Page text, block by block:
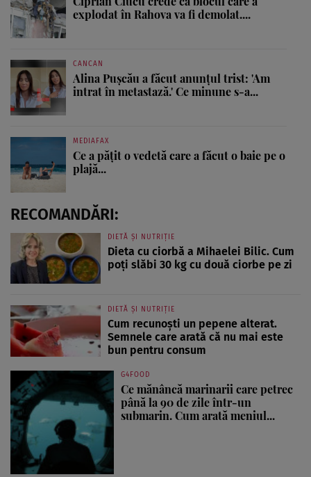
explodat în Rahova va fi demolat....
CANCAN
Alina Pușcău a făcut anunțul trist: 'Am
intrat în metastază.' Ce minune s-a...
MEDIAFAX
Ce a pățit o vedetă care a făcut o baie pe o
plajă...
RECOMANDĂRI:
DIETĂ ȘI NUTRIȚIE
Dieta cu ciorbă a Mihaelei Bilic. Cum
poți slăbi 30 kg cu două ciorbe pe zi
DIETĂ ȘI NUTRIȚIE
Cum recunoști un pepene alterat.
Semnele care arată că nu mai este
bun pentru consum
G4FOOD
Ce mănâncă marinarii care petrec
până la 90 de zile într-un
submarin. Cum arată meniul...